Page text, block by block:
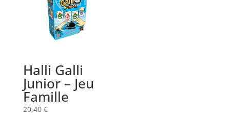
Halli Galli
Junior – Jeu
Famille
20,40 €